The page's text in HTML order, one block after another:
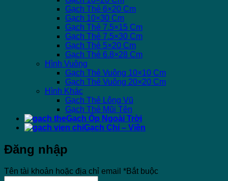
Gạch Thẻ 6×20 Cm
Gạch 10×30 Cm
Gạch Thẻ 7.5×15 Cm
Gạch Thẻ 7.5×30 Cm
Gạch Thẻ 5×20 Cm
Gạch Thẻ 6.8×28 Cm
Hình Vuông
Gạch Thẻ Vuông 10×10 Cm
Gạch Thẻ Vuông 20×20 Cm
Hình Khác
Gạch Thẻ Lông Vũ
Gạch Thẻ Mũi Tên
Gạch Ốp Ngoài Trời
Gạch Chỉ – Viền
Đăng nhập
Tên tài khoản hoặc địa chỉ email *Bắt buộc